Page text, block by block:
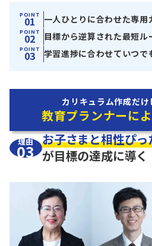
POINT
01 一人ひとりに合わせた専用
POINT
02 目標から逆算された最短ル
POINT
03 学習進捗に合わせていつで
カリキュラム作成だけ
教育プランナーに
理由
03
お子さまと相性ぴ
が目標の達成に導く